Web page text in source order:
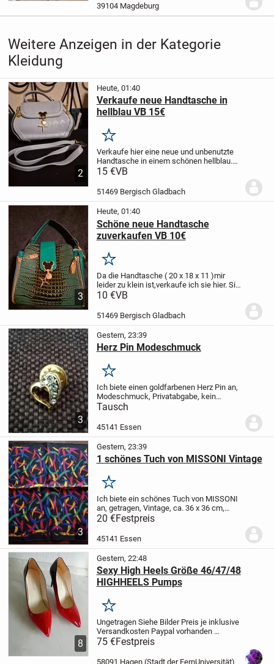
39104 Magdeburg
Weitere Anzeigen in der Kategorie
Kleidung
2
Heute, 01:40
Verkaufe neue Handtasche in
hellblau VB 15€
Merken
Verkaufe hier eine neue und unbenutzte
Handtasche in einem schönen hellblau.
Der Trageriemen ist wechselbar.
15 €VB
51469 Bergisch Gladbach
3
Heute, 01:40
Schöne neue Handtasche
zuverkaufen VB 10€
Merken
Da die Handtasche ( 20 x 18 x 11 )mir
leider zu klein ist,verkaufe ich sie hier. Sie
ist neu und unbenutzt.
10 €VB
51469 Bergisch Gladbach
3
Gestern, 23:39
Herz Pin Modeschmuck
Merken
Ich biete einen goldfarbenen Herz Pin an,
Modeschmuck, Privatabgabe, kein
Umtausch, Tierfreier Nichtraucher
Lachgummi
Tausch
45141 Essen
3
Gestern, 23:39
1 schönes Tuch von MISSONI Vintage
Merken
Ich biete ein schönes Tuch von MISSONI
an, getragen, Vintage, ca. 36 x 36 cm,
Tierfreier Nichtraucher Haushalt,
Privatverkauf, kein Umtausch, Versand
möglich
20 €Festpreis
45141 Essen
8
Gestern, 22:48
Sexy High Heels Größe 46/47/48
HIGHHEELS Pumps
Merken
Ungetragen Siehe Bilder Preis je inklusive
Versandkosten Paypal vorhanden
PrivatverkaufKeine Rücknahme
75 €Festpreis
58091 Hagen (Stadt der FernUniversität)